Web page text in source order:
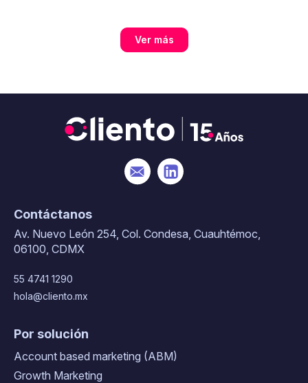
Ver más
Contáctanos
Av. Nuevo León 254, Col. Condesa, Cuauhtémoc,
06100, CDMX
55 4741 1290
hola@cliento.mx
Por solución
Account based marketing (ABM)
Growth Marketing